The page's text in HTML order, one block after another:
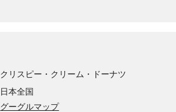
クリスピー・クリーム・ドーナツ
日本全国
グーグルマップ